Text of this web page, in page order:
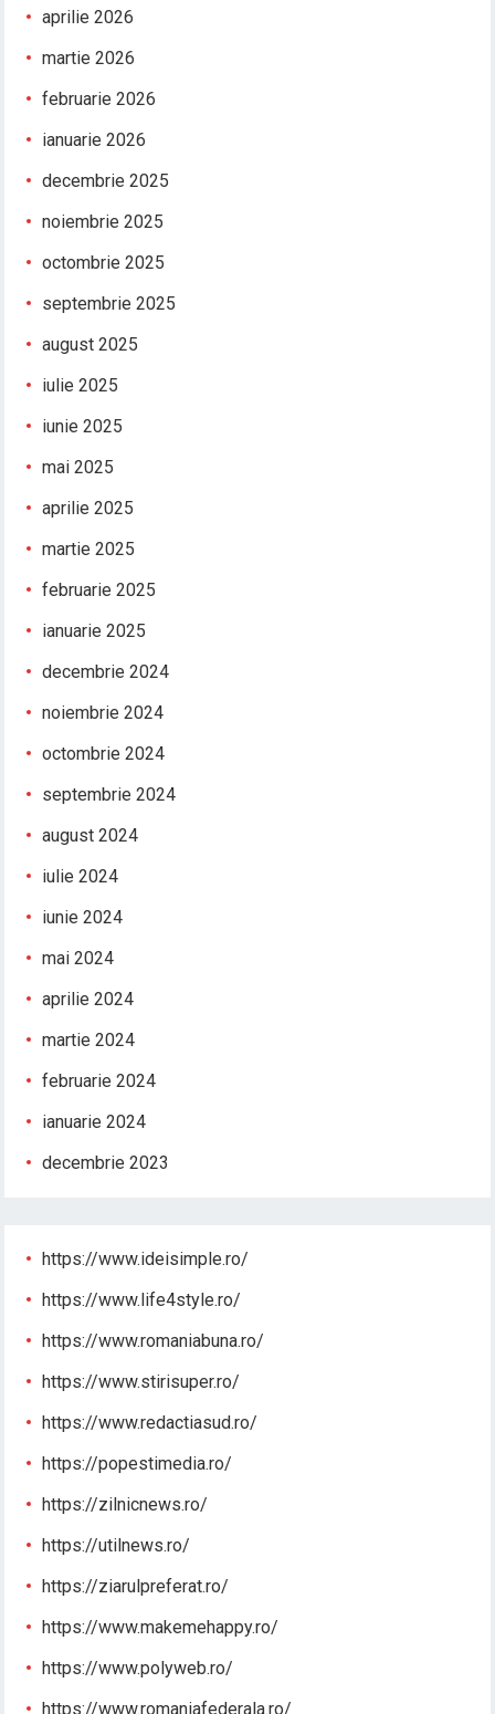
aprilie 2026
martie 2026
februarie 2026
ianuarie 2026
decembrie 2025
noiembrie 2025
octombrie 2025
septembrie 2025
august 2025
iulie 2025
iunie 2025
mai 2025
aprilie 2025
martie 2025
februarie 2025
ianuarie 2025
decembrie 2024
noiembrie 2024
octombrie 2024
septembrie 2024
august 2024
iulie 2024
iunie 2024
mai 2024
aprilie 2024
martie 2024
februarie 2024
ianuarie 2024
decembrie 2023
https://www.ideisimple.ro/
https://www.life4style.ro/
https://www.romaniabuna.ro/
https://www.stirisuper.ro/
https://www.redactiasud.ro/
https://popestimedia.ro/
https://zilnicnews.ro/
https://utilnews.ro/
https://ziarulpreferat.ro/
https://www.makemehappy.ro/
https://www.polyweb.ro/
https://www.romaniafederala.ro/